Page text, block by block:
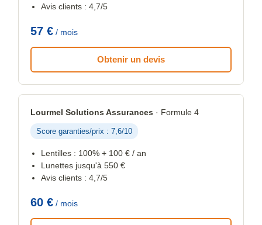
Avis clients : 4,7/5
57 € / mois
Obtenir un devis
Lourmel Solutions Assurances · Formule 4
Score garanties/prix : 7,6/10
Lentilles : 100% + 100 € / an
Lunettes jusqu'à 550 €
Avis clients : 4,7/5
60 € / mois